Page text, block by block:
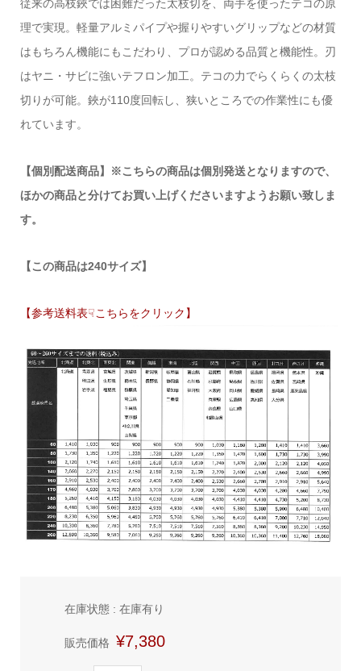
従来の高枝鋏では困難だった太枝切を、両手を使ったテコの原
理で実現。軽量アルミパイプや握りやすいグリップなどの材質
はもちろん機能にもこだわり、プロが認める品質と機能性。刃
はヤニ・サビに強いテフロン加工。テコの力でらくらくの太枝
切りが可能。鋏が110度回転し、狭いところでの作業性にも優
れています。
【個別配送商品】※こちらの商品は個別発送となりますので、
ほかの商品と分けてお買い上げくださいますようお願い致しま
す。
【この商品は240サイズ】
【参考送料表☟こちらをクリック】
在庫状態 : 在庫有り
販売価格 ¥7,380